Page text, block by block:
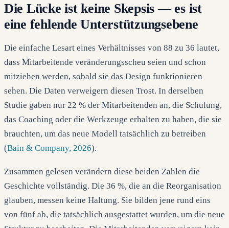
Die Lücke ist keine Skepsis — es ist
eine fehlende Unterstützungsebene
Die einfache Lesart eines Verhältnisses von 88 zu 36 lautet,
dass Mitarbeitende veränderungsscheu seien und schon
mitziehen werden, sobald sie das Design funktionieren
sehen. Die Daten verweigern diesen Trost. In derselben
Studie gaben nur 22 % der Mitarbeitenden an, die Schulung,
das Coaching oder die Werkzeuge erhalten zu haben, die sie
brauchten, um das neue Modell tatsächlich zu betreiben
(Bain & Company, 2026).
Zusammen gelesen verändern diese beiden Zahlen die
Geschichte vollständig. Die 36 %, die an die Reorganisation
glauben, messen keine Haltung. Sie bilden jene rund eins
von fünf ab, die tatsächlich ausgestattet wurden, um die neue